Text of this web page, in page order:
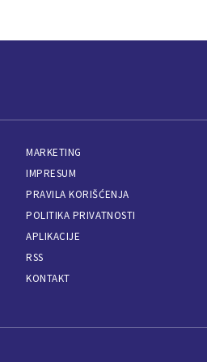
MARKETING
IMPRESUM
PRAVILA KORIŠĆENJA
POLITIKA PRIVATNOSTI
APLIKACIJE
RSS
KONTAKT